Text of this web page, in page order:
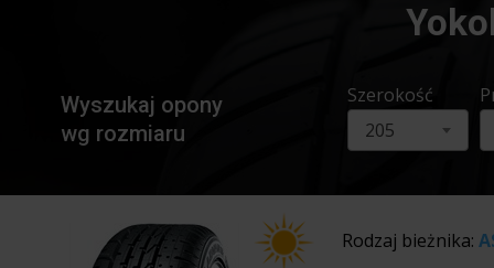
Wyszukaj opony
wg rozmiaru
Szerokość
205
Rodzaj bieżnika: